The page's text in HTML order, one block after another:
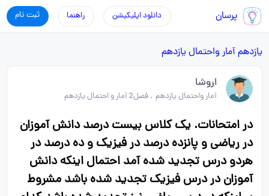
پرسان ثبت نام راهنما دانلود اپلیکیشن
یازدهمآمار واحتمال یازدهم
اروشا
آمار واحتمال یازدهم .فصل2 آمار و احتمال یازدهم
در امتحانات. یک کلاس بیست درصد دانش آموزان
در ریاضی و پانزده درصد در فیزیک و ده درصد در
هردو درس تجدید شده آمد احتمال اینکه دانش
آموزان در درس فیزیک تجدید شده باشد مشروط